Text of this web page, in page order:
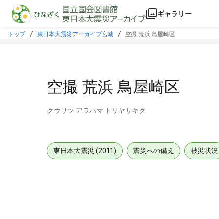
本文に飛ぶ
ギャラリー
トップ 東日本大震災アーカイブ宮城 空撮 荒浜 鳥屋崎区
空撮 荒浜 鳥屋崎区
クウサツ アラハマ トリヤサキク
東日本大震災 (2011) 震災への備え 被災状況